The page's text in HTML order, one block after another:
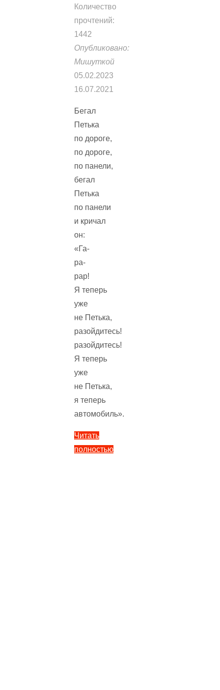
Количество
прочтений:
1442
Опубликовано:
Мишуткой
05.02.2023
16.07.2021
Бегал
Петька
по дороге,
по дороге,
по панели,
бегал
Петька
по панели
и кричал
он:
«Га-
ра-
рар!
Я теперь
уже
не Петька,
разойдитесь!
разойдитесь!
Я теперь
уже
не Петька,
я теперь
автомобиль».
Читать
полностью